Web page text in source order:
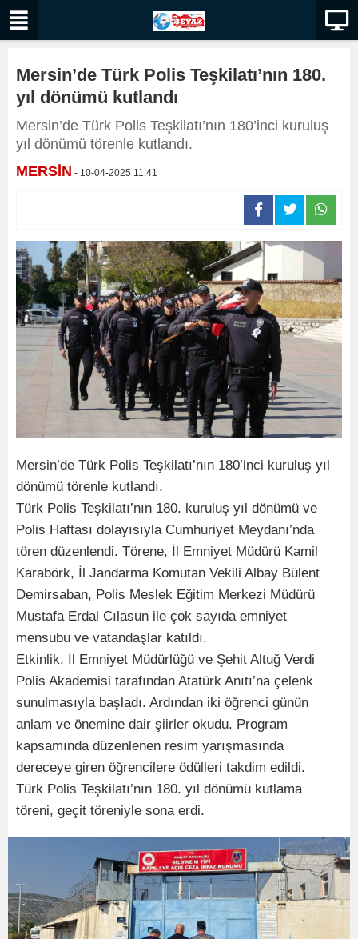
Mersin’de Türk Polis Teşkilatı’nın 180.
yıl dönümü kutlandı
Mersin’de Türk Polis Teşkilatı’nın 180’inci kuruluş
yıl dönümü törenle kutlandı.
MERSİN - 10-04-2025 11:41
Mersin’de Türk Polis Teşkilatı’nın 180’inci kuruluş yıl
dönümü törenle kutlandı.
Türk Polis Teşkilatı’nın 180. kuruluş yıl dönümü ve
Polis Haftası dolayısıyla Cumhuriyet Meydanı’nda
tören düzenlendi. Törene, İl Emniyet Müdürü Kamil
Karabörk, İl Jandarma Komutan Vekili Albay Bülent
Demirsaban, Polis Meslek Eğitim Merkezi Müdürü
Mustafa Erdal Cılasun ile çok sayıda emniyet
mensubu ve vatandaşlar katıldı.
Etkinlik, İl Emniyet Müdürlüğü ve Şehit Altuğ Verdi
Polis Akademisi tarafından Atatürk Anıtı’na çelenk
sunulmasıyla başladı. Ardından iki öğrenci günün
anlam ve önemine dair şiirler okudu. Program
kapsamında düzenlenen resim yarışmasında
dereceye giren öğrencilere ödülleri takdim edildi.
Türk Polis Teşkilatı’nın 180. yıl dönümü kutlama
töreni, geçit töreniyle sona erdi.